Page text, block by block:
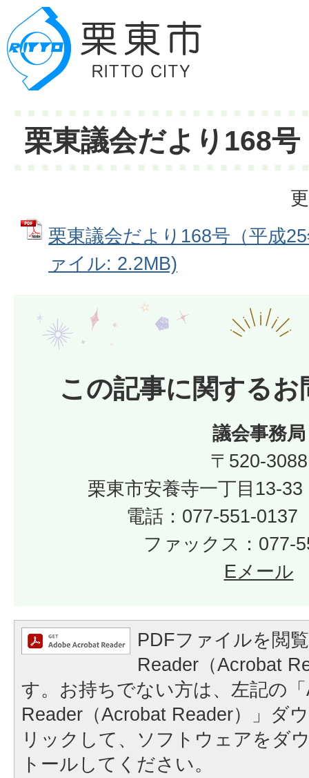
栗東議会だより168号
栗東議会だより168号（平成
ァイル: 2.2MB)
この記事に関するお
議会事務局
〒520-3088
栗東市安養寺一丁目13-
電話：077-551-0137
ファックス：077-
Eメール
PDFファイルを閲
Reader（Acrobat
す。お持ちでない方は、左記の
Reader（Acrobat Reader）」ダ
リックして、ソフトウェアをダ
トールしてください。